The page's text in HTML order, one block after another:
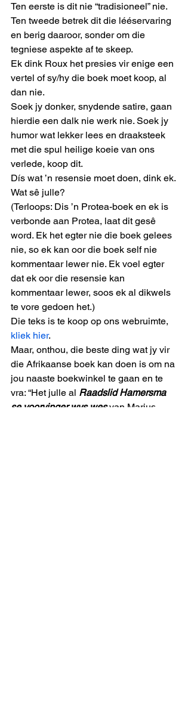
Ten eerste is dit nie “tradisioneel” nie.
Ten tweede betrek dit die lééservaring
en berig daaroor, sonder om die
tegniese aspekte af te skeep.
Ek dink Roux het presies vir enige een
vertel of sy/hy die boek moet koop, al
dan nie.
Soek jy donker, snydende satire, gaan
hierdie een dalk nie werk nie. Soek jy
humor wat lekker lees en draaksteek
met die spul heilige koeie van ons
verlede, koop dit.
Dís wat ’n resensie moet doen, dink ek.
Wat sê julle?
(Terloops: Dis ’n Protea-boek en ek is
verbonde aan Protea, laat dit gesê
word. Ek het egter nie die boek gelees
nie, so ek kan oor die boek self nie
kommentaar lewer nie. Ek voel egter
dat ek oor die resensie kan
kommentaar lewer, soos ek al dikwels
te vore gedoen het.)
Die teks is te koop op ons webruimte,
kliek hier.
Maar, onthou, die beste ding wat jy vir
die Afrikaanse boek kan doen is om na
jou naaste boekwinkel te gaan en te
vra: “Het julle al Raadslid Hamersma
se voorvinger wys wes van Marius